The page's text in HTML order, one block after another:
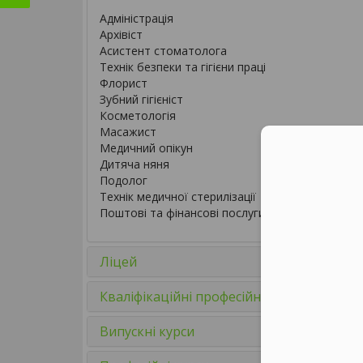
Адміністрація
Архівіст
Асистент стоматолога
Технік безпеки та гігієни праці
Флорист
Зубний гігієніст
Косметологія
Масажист
Медичний опікун
Дитяча няня
Подолог
Технік медичної стерилізації
Поштові та фінансові послуги
Ліцей
Кваліфікаційні професійні курс
Випускні курси